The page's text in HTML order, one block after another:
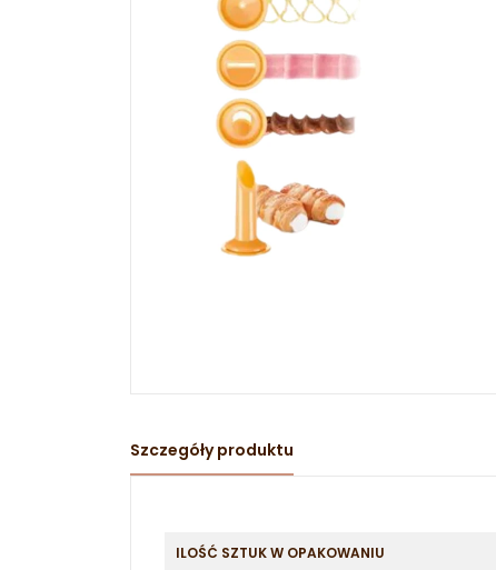
Szczegóły produktu
ILOŚĆ SZTUK W OPAKOWANIU